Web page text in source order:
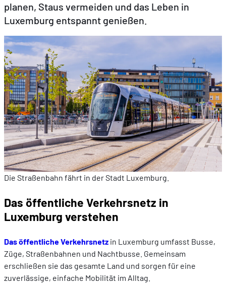
planen, Staus vermeiden und das Leben in
Luxemburg entspannt genießen.
Die Straßenbahn fährt in der Stadt Luxemburg.
Das öffentliche Verkehrsnetz in
Luxemburg verstehen
Das öffentliche Verkehrsnetz in Luxemburg umfasst Busse,
Züge, Straßenbahnen und Nachtbusse. Gemeinsam
erschließen sie das gesamte Land und sorgen für eine
zuverlässige, einfache Mobilität im Alltag.